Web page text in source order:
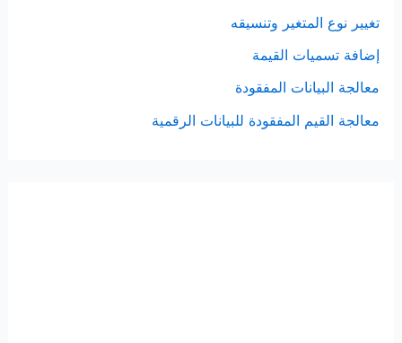
تغيير نوع المتغير وتنسيقه
إضافة تسميات القيمة
معالجة البيانات المفقودة
معالجة القيم المفقودة للبيانات الرقمية